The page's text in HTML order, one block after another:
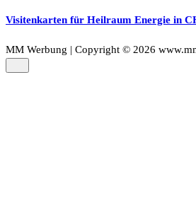
Visitenkarten für Heilraum Energie in
MM Werbung | Copyright © 2026